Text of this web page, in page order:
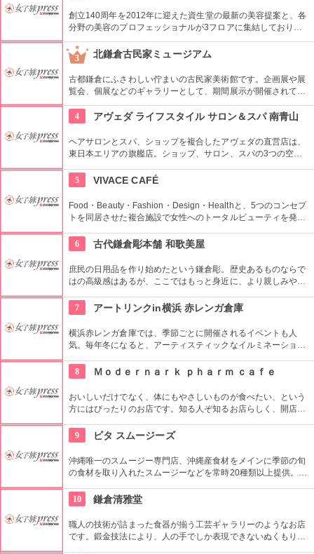
創立140周年を2012年に迎えた資生堂の最新の美容提案と、各
分野の美容のプロフェッショナルが3フロアに集結しており、
幅広く美に対応した空間である。随時フェアやメーキャップイ
ベントなどのイベントをしているのでチェックしよう。
3 北鎌倉古民家ミュージアム
古都鎌倉にふさわしい佇まいの古民家美術館です。企画展や展
覧会、個展などのギャラリーとして、期間展示が開催されてい
ます。常設展は鎌倉時代の骨董品や江戸、明治などの陶器を展
示しています。オリジナルの絵葉書やグッズなどもお土産に最
4 アヴェダ ライフスタイル サロン＆スパ 南青山
ヘアサロンとスパ、ショップを複合したアヴェダの直営店は、
東日本エリアの旗艦店。ショップ、サロン、スパの3つの空間
豊かな時間の中、リラックスしてお過ごしいただけます。
5 VIVACE CAFÉ
Food・Beauty・Fashion・Design・Healthと、5つのコンセプ
トを同居させた複合施設で女性へのトータルビューティを発信
ェ）」は、県産食材を使ったボリュームランチやヘルシーな創
作イタリアンが楽しめると地元の女性に人気です。テラス席も
あり、夜には照明を落としてムーディなラウンジ風バー・カフ
ェとしてデートにうってつけな雰囲気に様変わりします。
6 古代鎌倉彫本舗 和歌美屋
庶民の日用品を作り始めたという鎌倉彫。歴史あるものならで
はの高級感はあるが、ここではもっと身近に、より親しみやす
7
アートリンクin横浜 赤レンガ倉庫
横浜赤レンガ倉庫では、季節ごとに開催されるイベントも人
気。毎年冬になると、アーティスティックなイルミネーション
ケートを楽しんだり、写真撮影をしたり、楽しみ方はさまざ
ま。
8 Ｍｏｄｅｒｎａｒｋ ｐｈａｒｍ ｃａｆｅ
おいしいだけでなく、体にもやさしいものが食べたい、という
方にはぴったりのお店です。知る人ぞ知るお店らしく、開店と
からだを気遣う心遣いから。ただ、店内にははあ市街の猫がい
ることがあるらしく、猫アレルギーの方には要注意です。
9 ビタ スムージーズ
沖縄唯一のスムージー専門店、沖縄産食材をメインに季節の旬
の食材を取り入れたスムージーなどを常時20種類以上提供。フ
このお店の1番のこだわりポイントです。
10 鎌倉清雅堂
職人の技術が詰まった食器が揃う工芸ギャラリーのようなお店
です。鍛金技法により、人の手でしか表現できないぬくもりを